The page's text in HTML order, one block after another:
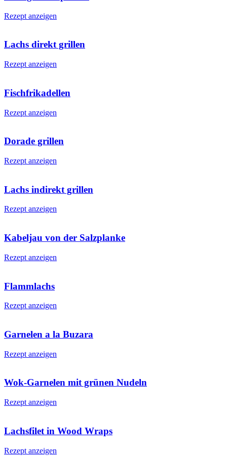
Rezept anzeigen
Lachs direkt grillen
Rezept anzeigen
Fischfrikadellen
Rezept anzeigen
Dorade grillen
Rezept anzeigen
Lachs indirekt grillen
Rezept anzeigen
Kabeljau von der Salzplanke
Rezept anzeigen
Flammlachs
Rezept anzeigen
Garnelen a la Buzara
Rezept anzeigen
Wok-Garnelen mit grünen Nudeln
Rezept anzeigen
Lachsfilet in Wood Wraps
Rezept anzeigen